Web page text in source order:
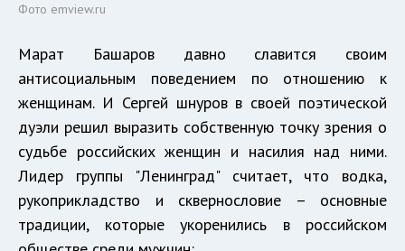
Фото emview.ru
Марат Башаров давно славится своим
антисоциальным поведением по отношению к
женщинам. И Сергей шнуров в своей поэтической
дуэли решил выразить собственную точку зрения о
судьбе российских женщин и насилия над ними.
Лидер группы "Ленинград" считает, что водка,
рукоприкладство и сквернословие – основные
традиции, которые укоренились в российском